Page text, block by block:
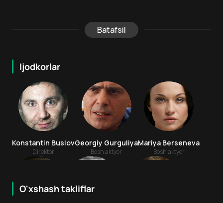
Batafsil
Ijodkorlar
Konstantin Buslov
Direktor
Georgiy Gurguliya
Bosh aktyor
Mariya Berseneva
Bosh aktyor
O'xshash takliflar
16 + 6.4